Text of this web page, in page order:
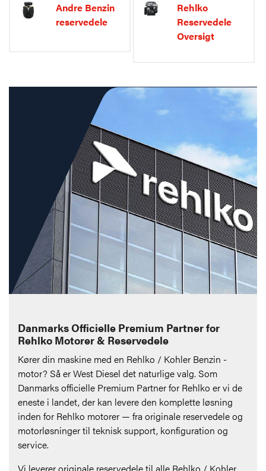
Andre Benzin
reservedele
Rehlko
Reservedele
Oversigt
Danmarks Officielle Premium Partner for
Rehlko Motorer & Reservedele
Kører din maskine med en Rehlko / Kohler Benzin -
motor? Så er West Diesel det naturlige valg. Som
Danmarks officielle Premium Partner for Rehlko er vi de
eneste i landet, der kan levere den komplette løsning
inden for Rehlko motorer — fra originale reservedele og
motorløsninger til teknisk support, konfiguration og
service.
Vi leverer originale reservedele til alle Rehlko / Kohler